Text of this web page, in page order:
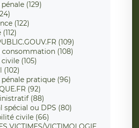
(129)
(122)
(109)
(108)
(105)
pratique (96)
(92)
(88)
spécial ou DPS (80)
civile (66)